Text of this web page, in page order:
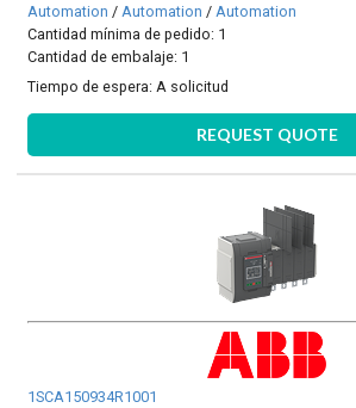
Automation / Automation / Automation
Cantidad mínima de pedido: 1
Cantidad de embalaje: 1
Tiempo de espera:A solicitud
REQUEST QUOTE
1SCA150934R1001